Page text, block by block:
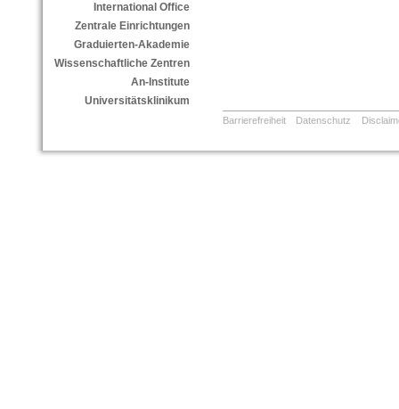
International Office
Zentrale Einrichtungen
Graduierten-Akademie
Wissenschaftliche Zentren
An-Institute
Universitätsklinikum
Barrierefreiheit Datenschutz